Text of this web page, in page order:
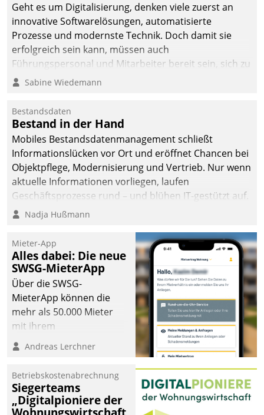
Geht es um Digitalisierung, denken viele zuerst an
innovative Softwarelösungen, automatisierte
Prozesse und modernste Technik. Doch damit sie
erfolgreich sein kann, müssen auch
Führungspersonal und Mitarbeiter bereit sein, sich zu
verändern und anzupassen, sonst werden sie an ihr
Sabine Wiedemann
Bestandsdaten
Bestand in der Hand
Mobiles Bestandsdatenmanagement schließt
Informationslücken vor Ort und eröffnet Chancen bei
Objektpflege, Modernisierung und Vertrieb. Nur wenn
aktuelle Informationen vorliegen, laufen
Geschäftsprozesse rund – und blühen IT-gestützt auf.
Nadja Hußmann
Mieter-App
Alles dabei: Die neue
SWSG-MieterApp
Über die SWSG-
MieterApp können die
mehr als 50.000 Mieter
mit ihrem
Wohnungsunternehmen
kommunizieren, auf dem
einsehen und ändern
oder
Schadensmeldungen
Andreas Lerchner
Betriebskostenabrechnung
Siegerteams
„Digitalpioniere der